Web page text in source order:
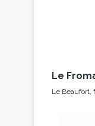
Le
Le Beaufort,